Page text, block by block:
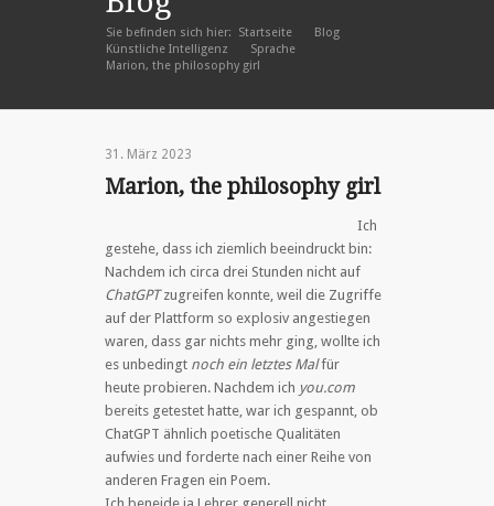
Sie befinden sich hier: Startseite »
Blog
Künstliche Intelligenz
»
Sprache
Marion, the philosophy girl
31. März 2023
Marion, the philosophy girl
Ich
gestehe, dass ich ziemlich beeindruckt bin:
Nachdem ich circa drei Stunden nicht auf
ChatGPTzugreifen konnte, weil die Zugriffe
auf der Plattform so explosiv angestiegen
waren, dass gar nichts mehr ging, wollte ich
es unbedingt noch ein letztes Malfür
heute probieren. Nachdem ich you.com
bereits getestet hatte, war ich gespannt, ob
ChatGPT ähnlich poetische Qualitäten
aufwies und forderte nach einer Reihe von
anderen Fragen ein Poem.